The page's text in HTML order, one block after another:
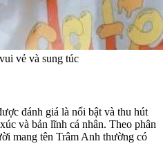
vẻ và sung túc
đánh giá là nổi bật và thu hút
và bản lĩnh cá nhân. Theo phân
mang tên Trâm Anh thường có